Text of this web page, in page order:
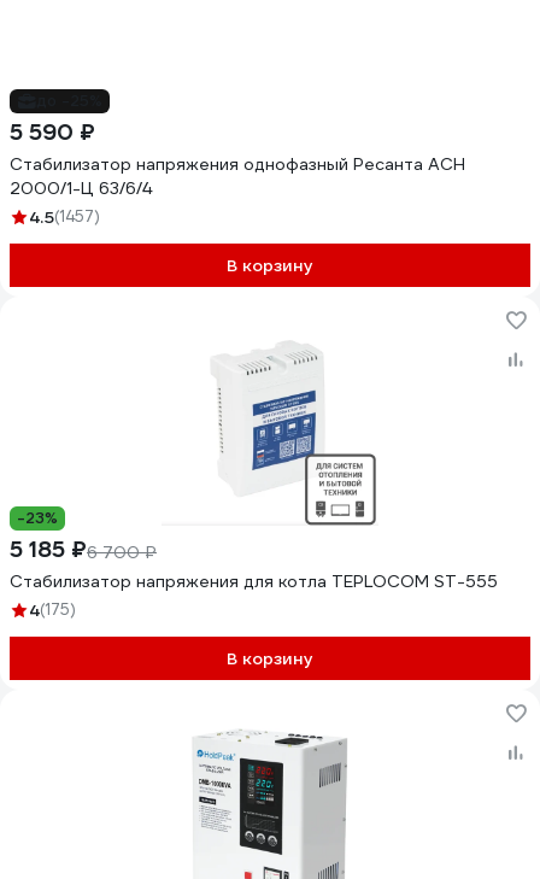
5 590 ₽
Стабилизатор напряжения однофазный Ресанта АСН
2000/1-Ц 63/6/4
4.5(1457)
В корзину
-23%
5 185 ₽6 700 ₽
Стабилизатор напряжения для котла TEPLOCOM ST-555
4(175)
В корзину